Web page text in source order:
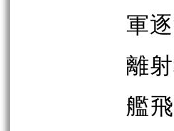
軍
離
艦